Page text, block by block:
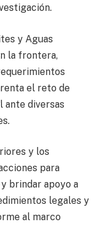
y Aguas
la frontera,
el reto de
ante diversas
y los
para
brindar apoyo a
legales y
al marco